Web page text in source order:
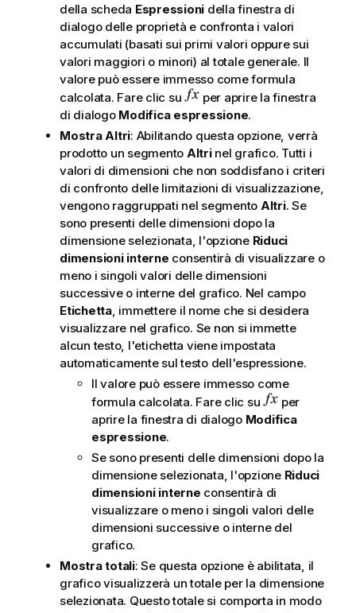
della scheda Espressioni della finestra di
dialogo delle proprietà e confronta i valori
accumulati (basati sui primi valori oppure sui
valori maggiori o minori) al totale generale. Il
valore può essere immesso come formula
calcolata. Fare clic su
per aprire la finestra
di dialogo Modifica espressione.
Mostra Altri: Abilitando questa opzione, verrà
prodotto un segmento Altrinel grafico. Tutti i
valori di dimensioni che non soddisfano i criteri
di confronto delle limitazioni di visualizzazione,
vengono raggruppati nel segmento Altri. Se
sono presenti delle dimensioni dopo la
dimensione selezionata, l'opzione Riduci
dimensioni interne consentirà di visualizzare o
meno i singoli valori delle dimensioni
successive o interne del grafico. Nel campo
Etichetta, immettere il nome che si desidera
visualizzare nel grafico. Se non si immette
alcun testo, l'etichetta viene impostata
automaticamente sul testo dell'espressione.
Il valore può essere immesso come
formula calcolata. Fare clic su
per
aprire la finestra di dialogo Modifica
espressione.
Se sono presenti delle dimensioni dopo la
dimensione selezionata, l'opzione Riduci
dimensioni interne consentirà di
visualizzare o meno i singoli valori delle
dimensioni successive o interne del
grafico.
Mostra totali: Se questa opzione è abilitata, il
grafico visualizzerà un totale per la dimensione
selezionata. Questo totale si comporta in modo